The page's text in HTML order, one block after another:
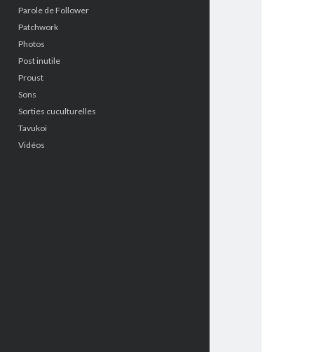
Parole de Follower
Patchwork
Photos
Post inutile
Proust
Sons
Sorties cuculturelles
Tavukoi
Vidéos